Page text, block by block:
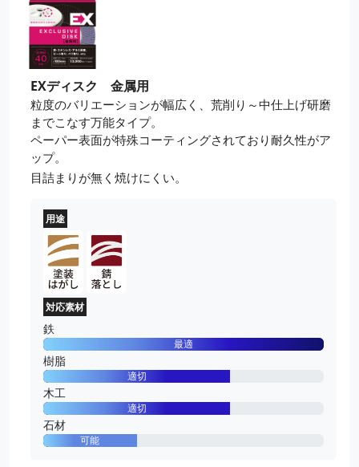
EXディスク 金属用
粒度のバリエーションが幅広く、荒削り～中仕上げ研磨
までこなす万能タイプ。
ペーパー表面が特殊コーティングされており耐久性がア
ップ。
目詰まりが無く焼けにくい。
用途
対応素材
鉄
最適
樹脂
適切
木工
適切
石材
可能